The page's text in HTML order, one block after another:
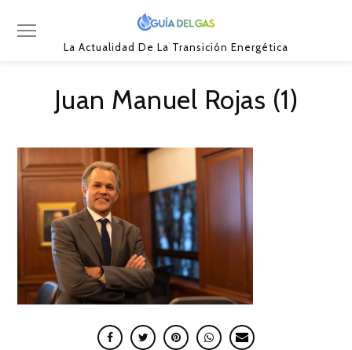
La Actualidad De La Transición Energética
Juan Manuel Rojas (1)